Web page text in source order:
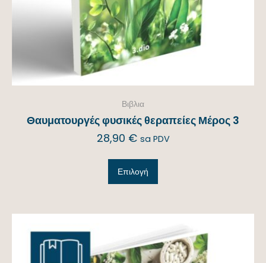
Βιβλια
Θαυματουργές φυσικές θεραπείες Μέρος 3
28,90 € sa PDV
Επιλογή